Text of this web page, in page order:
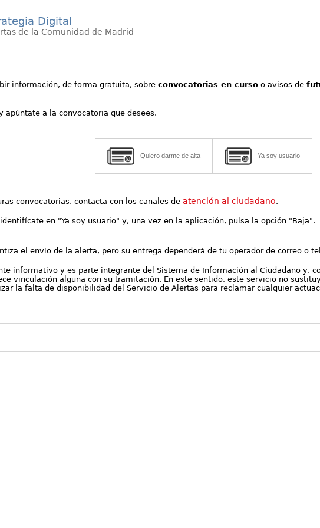
Digital
de la Comunidad de Madrid
información, de forma gratuita, sobreconvocatorias en curso o avisos de
apúntate a la convocatoria que desees.
Quiero darme de alta Ya soy usuario
convocatorias, contacta con los canales deatención al ciudadano.
en "Ya soy usuario" y, una vez en la aplicación, pulsa la opción "Baja".
el envío de la alerta, pero su entrega dependerá de tu operador de correo o
informativo y es parte integrante del Sistema de Información al Ciudadano y,
vinculación alguna con su tramitación. En este sentido, este servicio no
la falta de disponibilidad del Servicio de Alertas para reclamar cualquier